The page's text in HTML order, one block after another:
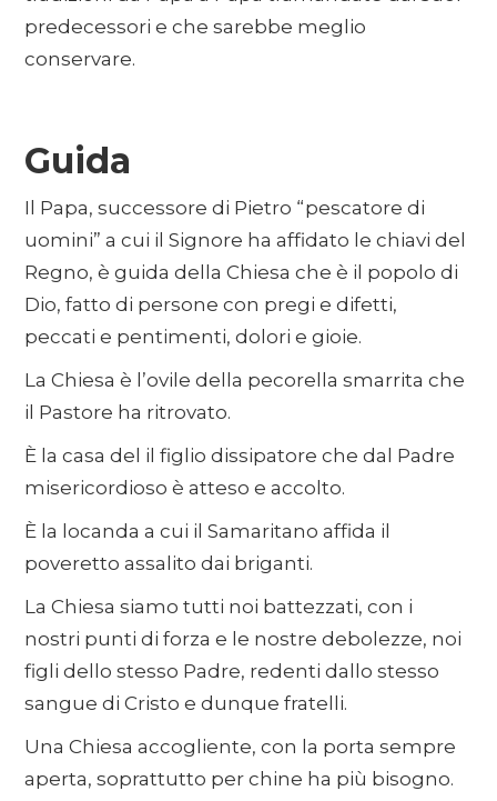
predecessori e che sarebbe meglio
conservare.
Guida
Il Papa, successore di Pietro “pescatore di
uomini” a cui il Signore ha affidato le chiavi del
Regno, è guida della Chiesa che è il popolo di
Dio, fatto di persone con pregi e difetti,
peccati e pentimenti, dolori e gioie.
La Chiesa è l’ovile della pecorella smarrita che
il Pastore ha ritrovato.
È la casa del il figlio dissipatore che dal Padre
misericordioso è atteso e accolto.
È la locanda a cui il Samaritano affida il
poveretto assalito dai briganti.
La Chiesa siamo tutti noi battezzati, con i
nostri punti di forza e le nostre debolezze, noi
figli dello stesso Padre, redenti dallo stesso
sangue di Cristo e dunque fratelli.
Una Chiesa accogliente, con la porta sempre
aperta, soprattutto per chine ha più bisogno.